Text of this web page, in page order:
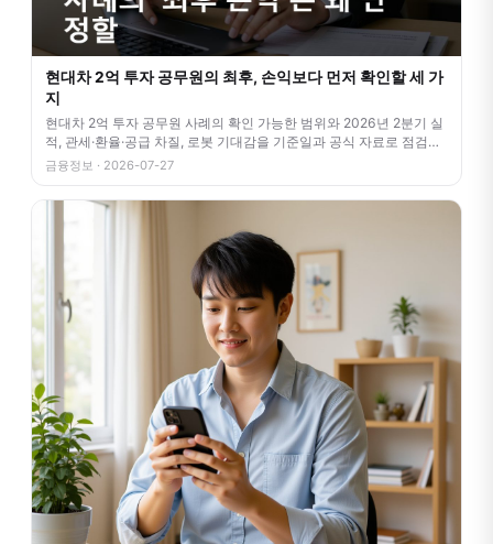
현대차 2억 투자 공무원의 최후, 손익보다 먼저 확인할 세 가
지
현대차 2억 투자 공무원 사례의 확인 가능한 범위와 2026년 2분기 실
적, 관세·환율·공급 차질, 로봇 기대감을 기준일과 공식 자료로 점검합
니
금융정보 · 2026-07-27